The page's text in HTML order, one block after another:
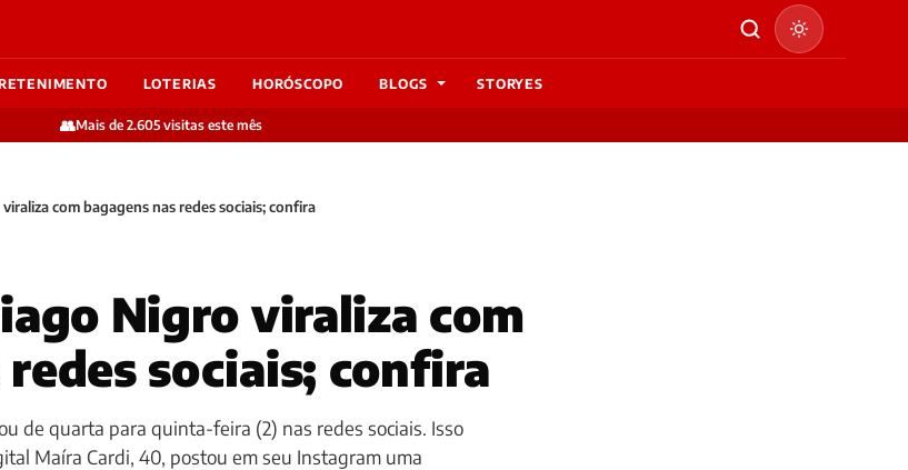
LOTERIAS HORÓSCOPO BLOGS STORYES
👥Mais de 2.605 visitas este mês
com bagagens nas redes sociais; confira
Nigro viraliza com
sociais; confira
de quarta para quinta-feira (2) nas redes sociais. Isso
Maíra Cardi, 40, postou em seu Instagram uma